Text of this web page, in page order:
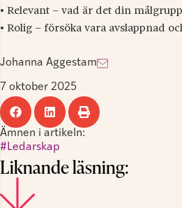
• Relevant – vad är det din
• Rolig – försöka vara avslappnad
Johanna Aggestam
7 oktober 2025
Ämnen i artikeln:
Ledarskap
Liknande läsning: